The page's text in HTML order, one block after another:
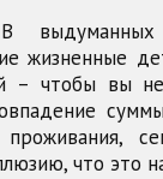
В
жизненные
– чтобы вы
что это